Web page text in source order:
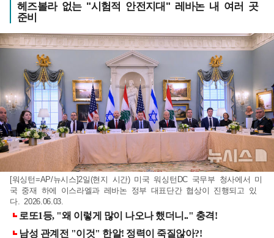
헤즈볼라 없는 "시험적 안전지대" 레바논 내 여러 곳
준비
[워싱턴=AP/뉴시스]2일(현지 시간) 미국 워싱턴DC 국무부 청사에서 미
국 중재 하에 이스라엘과 레바논 정부 대표단간 협상이 진행되고 있
다. 2026.06.03.